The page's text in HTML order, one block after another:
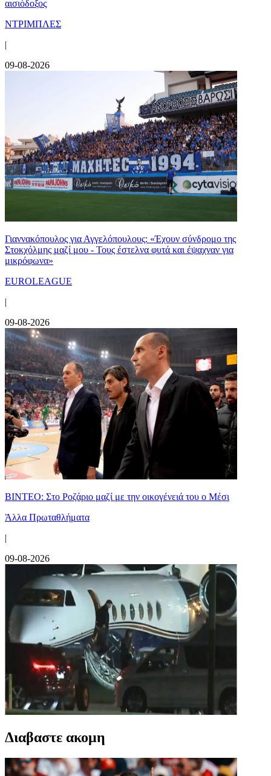
αισιόδοξος
ΝΤΡΙΜΠΛΕΣ
|
09-08-2026
Γιαννακόπουλος για Αγγελόπουλους: «Έχουν σύνδρομο της
Στοκχόλμης μαζί μου - Τους έστελνα φυτά και έψαχναν για
μικρόφωνα»
EUROLEAGUE
|
09-08-2026
ΒΙΝΤΕΟ: Στο Ροζάριο μαζί με την οικογένειά του ο Μέσι
Άλλα Πρωταθλήματα
|
09-08-2026
Διαβαστε ακομη